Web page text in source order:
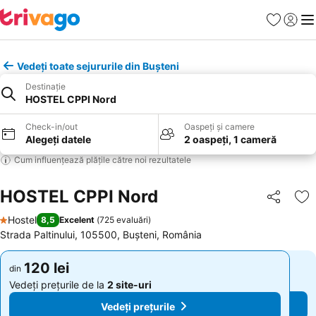
Favorite
Vedeți toate sejururile din Buşteni
Destinație
HOSTEL CPPI Nord
Check-in/out
Alegeți datele
Oaspeți și camere
2 oaspeți, 1 cameră
Cum influențează plățile către noi rezultatele
HOSTEL CPPI Nord Distribuiți
1 Stele
Hostel 8,5 Excelent (725 evaluări)
Strada Paltinului, 105500, Buşteni, România
din 120 lei
Vedeți prețurile de la 2 site-uri
Vedeți prețurile
din 120 lei
Vedeți prețurile de la 2 site-uri
Vedeți prețurile